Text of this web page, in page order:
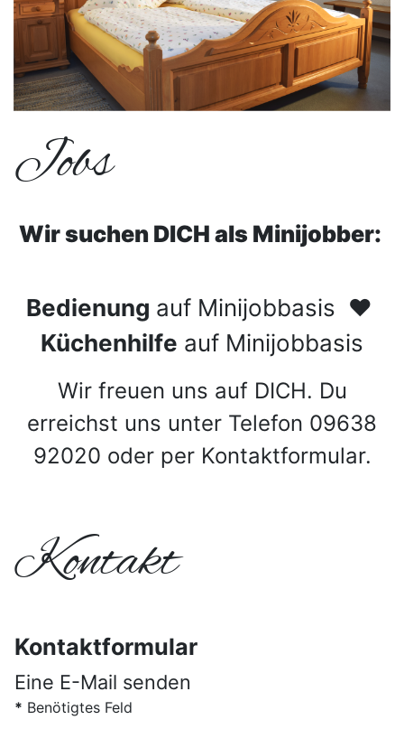
Jobs
Wir suchen DICH als Minijobber:
Bedienung auf Minijobbasis ❤️
Küchenhilfe auf Minijobbasis
Wir freuen uns auf DICH. Du
erreichst uns unter Telefon 09638
92020 oder per Kontaktformular.
Kontakt
Kontaktformular
Eine E-Mail senden
* Benötigtes Feld